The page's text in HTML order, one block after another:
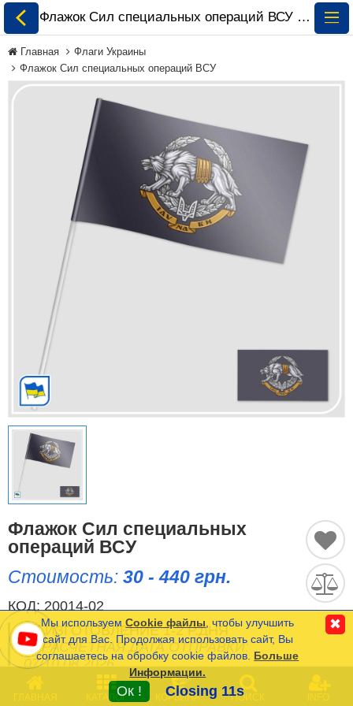
Все Флаги
Флаги Украины
Флаги Мира по
Континентам
Флаги на Заказ
Флаги Международных
Организаций
Этнические Флаги
Флаги США (штатов)
Другие флаги
Сравнить
Список
Частые Вопросы (FAQ)
Оплата и Доставка
ГЛАВНАЯ КАТАЛОГ
0
КОРЗИНА ПОИСК INFO
Флажок Сил специальных операций ВСУ заказать и купить 🏁 ePrapor.com.ua
Главная
Флаги Украины
Флажок Сил специальных операций ВСУ
Флажок Сил специальных
операций ВСУ
Стоимость: 30 - 440 грн.
КОД: 20014-02
ИЗГОТОВЛЕНИЕ 1-2 Р.ДНЯ
РАСЧЕТНАЯ ДАТА ОТПРАВКИ:
07/10.08.2026
Мы используемCookie файлы , чтобы улучшить
сайт для Вас. Продолжая использовать сайт, Вы
соглашаетесь на обробку cookie файлов. Больше
Информации.
Ок ! Closing 11s
✖